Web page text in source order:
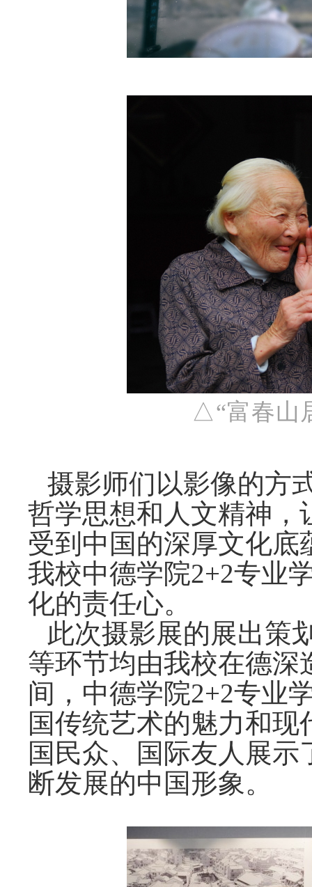
△“富春山
摄影师们以影像的方
哲学思想和人文精神，
受到中国的深厚文化
我校中德学院2+2专业
化的责任心。
此次摄影展的展出策
等环节均由我校在德深
间，中德学院2+2专业
国传统艺术的魅力和
国民众、国际友人展
断发展的中国形象。